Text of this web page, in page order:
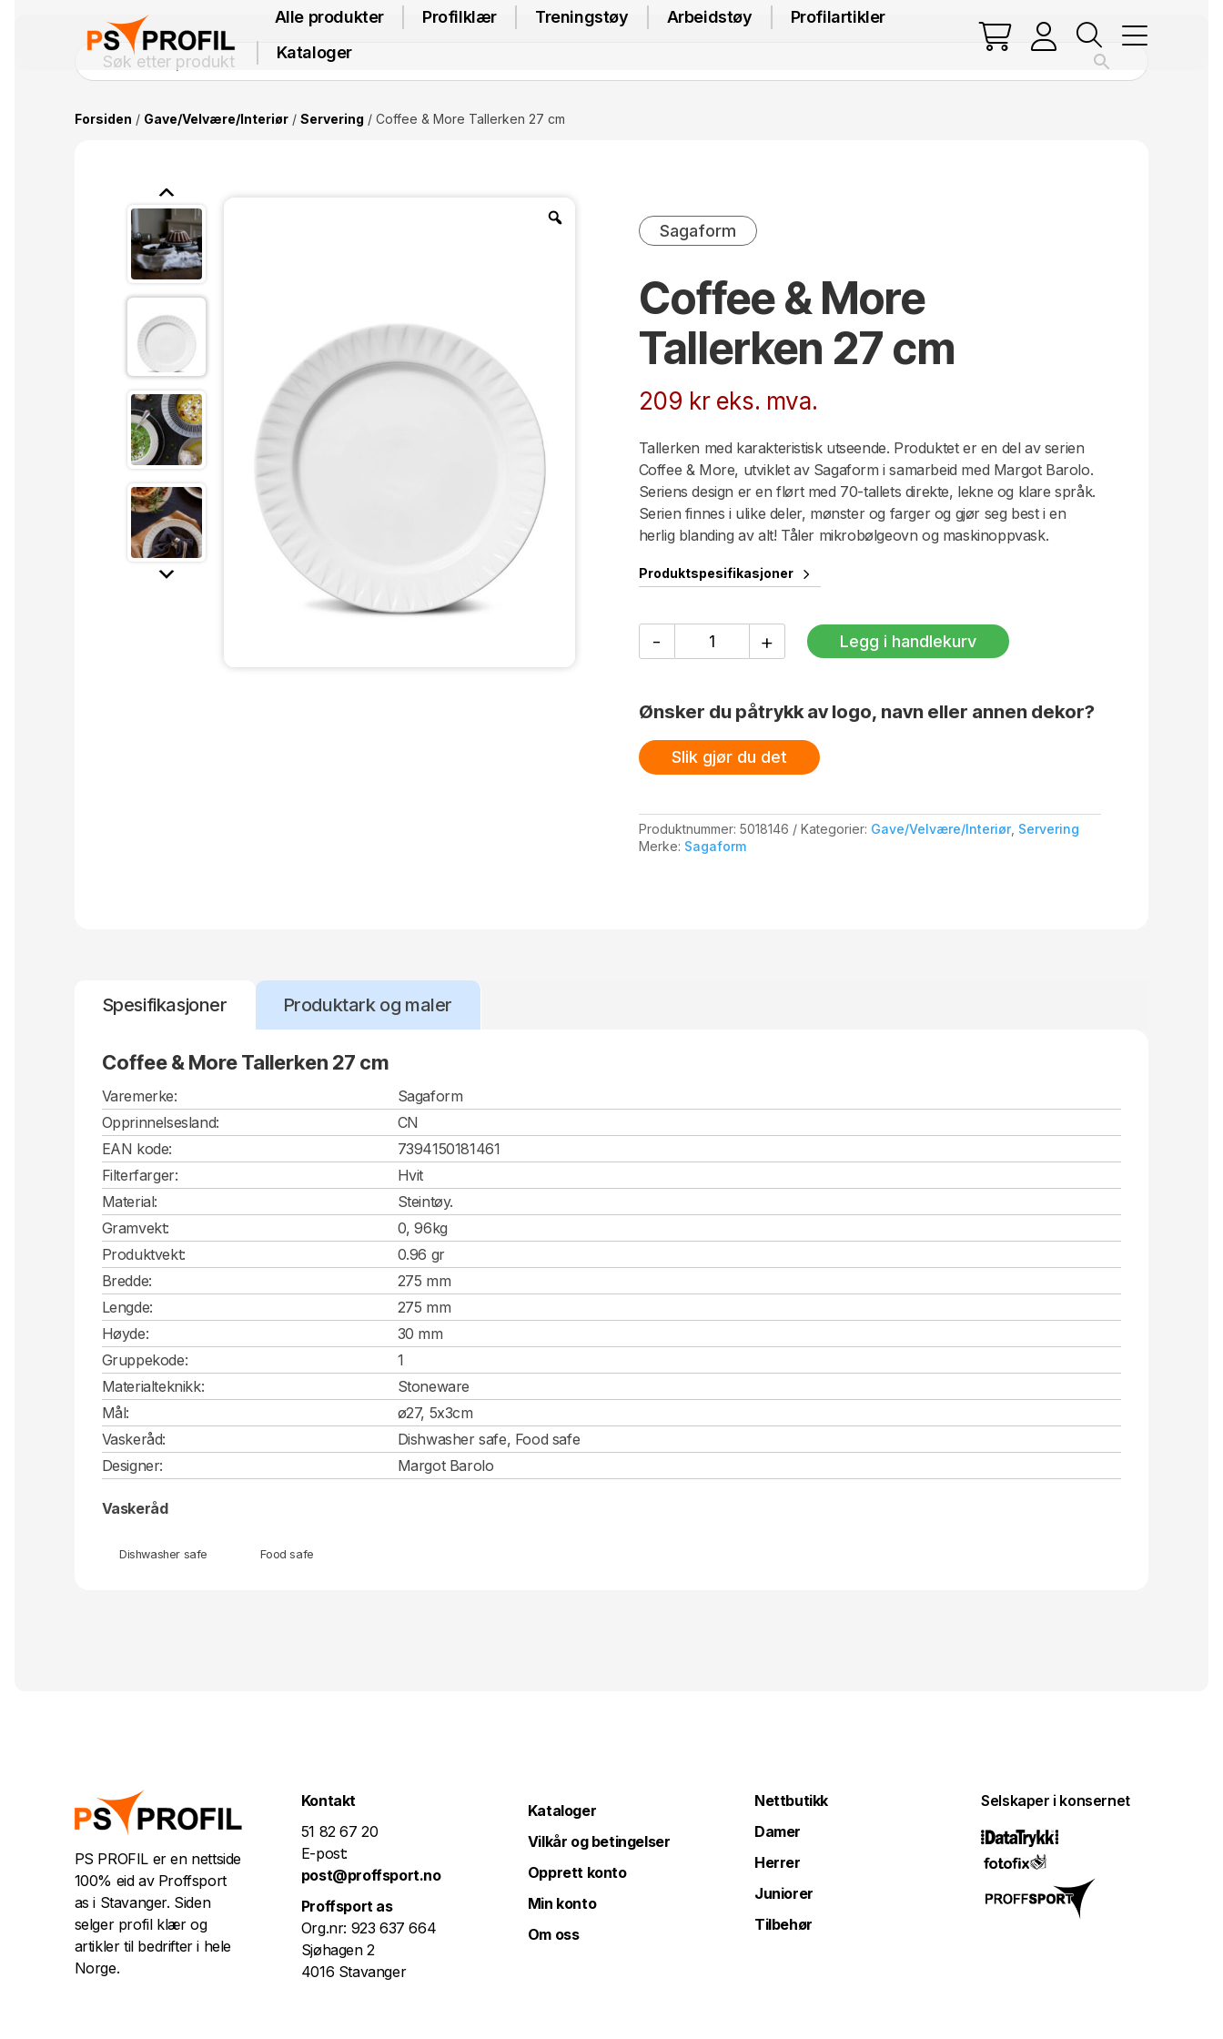
Alle produkter Profilklær Treningstøy Arbeidstøy
Profilartikler
Kataloger
Forsiden / Gave/Velvære/Interiør/ Servering / Coffee & More Tallerken 27 cm
Sagaform
Coffee & More
Tallerken 27 cm
209 kr eks. mva.
Tallerken med karakteristisk utseende. Produktet er en del av serien
Coffee & More, utviklet av Sagaform i samarbeid med Margot Barolo.
Seriens design er en flørt med 70-tallets direkte, lekne og klare språk.
Serien finnes i ulike deler, mønster og farger og gjør seg best i en
herlig blanding av alt! Tåler mikrobølgeovn og maskinoppvask.
Produktspesifikasjoner
-
cm
+ Legg i handlekurv
Ønsker du påtrykk av logo, navn eller annen dekor?
Slik gjør du det
Produktnummer: 5018146 Kategorier: Gave/Velvære/Interiør, Servering
Merke: Sagaform
Spesifikasjoner Produktark og maler
Coffee & More Tallerken 27 cm
Varemerke:
Sagaform
Opprinnelsesland:
CN
EAN kode:
7394150181461
Filterfarger:
Hvit
Material:
Steintøy.
Gramvekt:
0, 96kg
Produktvekt:
0.96 gr
Bredde:
275 mm
Lengde:
275 mm
Høyde:
30 mm
Gruppekode:
1
Materialteknikk:
Stoneware
Mål:
ø27, 5x3cm
Vaskeråd:
Dishwasher safe, Food safe
Designer:
Margot Barolo
Vaskeråd
Dishwasher safe Food safe
PS PROFIL er en nettside
100% eid av Proffsport
as i Stavanger. Siden
selger profil klær og
artikler til bedrifter i hele
Norge.
Kontakt
51 82 67 20
E-post:
post@proffsport.no
Proffsport as
Org.nr: 923 637 664
Sjøhagen 2
4016 Stavanger
Kataloger
Vilkår og betingelser
Opprett konto
Min konto
Om oss
Nettbutikk
Damer
Herrer
Juniorer
Tilbehør
Selskaper i konsernet